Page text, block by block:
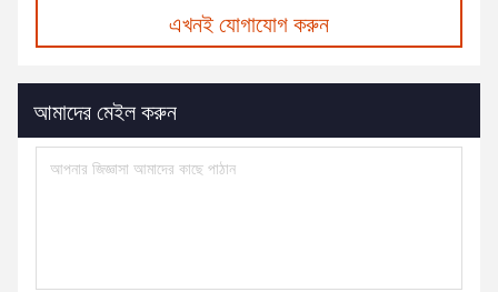
এখনই যোগাযোগ করুন
আমাদের মেইল করুন